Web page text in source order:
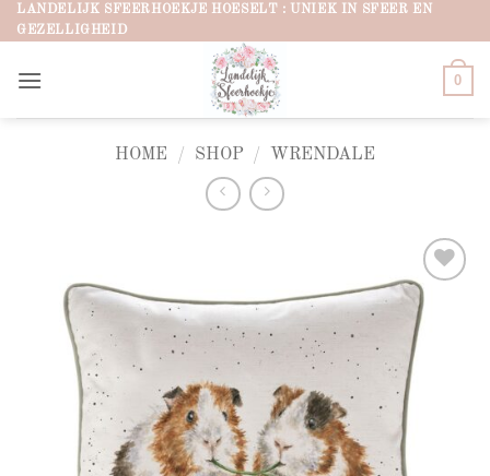
Ga
naar
LANDELIJK SFEERHOEKJE HOESELT : UNIEK IN SFEER EN
GEZELLIGHEID
0
HOME / SHOP / WRENDALE
Add to
wishlist